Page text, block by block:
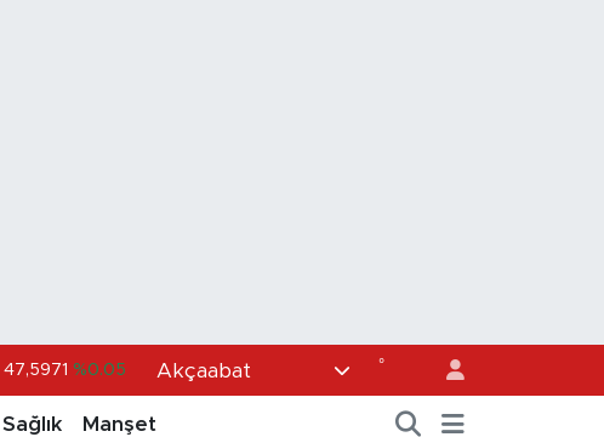
47,5971 %0.05
55,1336 %0.18
Akçaabat °
Sağlık Manşet